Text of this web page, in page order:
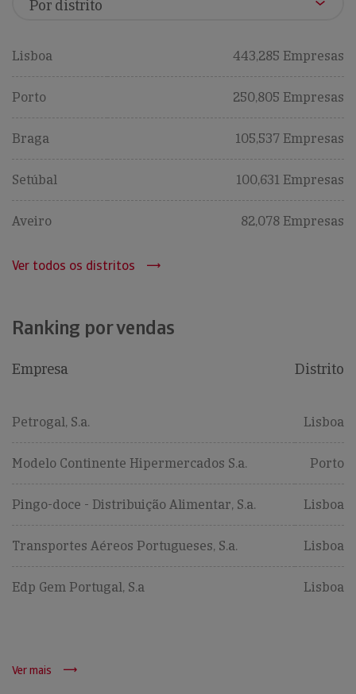
Lisboa 443,285 Empresas
Porto 250,805 Empresas
Braga 105,537 Empresas
Setúbal 100,631 Empresas
Aveiro 82,078 Empresas
Ver todos os distritos
Ranking por vendas
Empresa Distrito
Petrogal, S.a. Lisboa
Modelo Continente Hipermercados S.a. Porto
Pingo-doce - Distribuição Alimentar, S.a. Lisboa
Transportes Aéreos Portugueses, S.a. Lisboa
Edp Gem Portugal, S.a Lisboa
Ver mais